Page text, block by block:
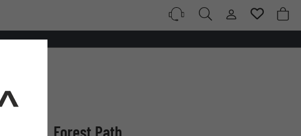
Forest Path